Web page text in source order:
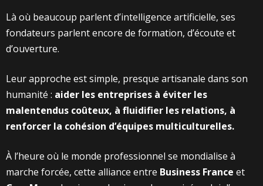
Là où beaucoup parlent d’intelligence artificielle, ses
fondateurs parlent encore de formation, d’écoute et
d’ouverture.
Leur approche est simple, presque artisanale dans son
humanité : aider les entreprises à éviter les
malentendus coûteux, à fluidifier les relations, à
renforcer la cohésion d’équipes multiculturelles.
À l’heure où le monde professionnel se mondialise à
marche forcée, cette alliance entre Business France et